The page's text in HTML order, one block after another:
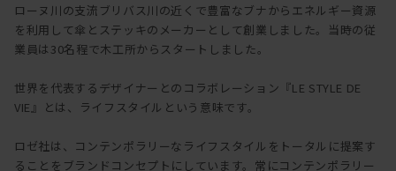
ローヌ川の支流ブリバス川の近くで豊富なブナからエネルギー資源
を利用して傘とステッキのメーカーとして創業しました。当時の従
業員は30名程で木工所からスタートしました。
世界を代表するデザイナーとのコラボレーション『LE STYLE DE
VIE』とは、ライフスタイルという意味です。
ロゼ社は、コンテンポラリーなライフスタイルをトータルに提案す
ることをブランドコンセプトにしています。常にコンテンポラリー